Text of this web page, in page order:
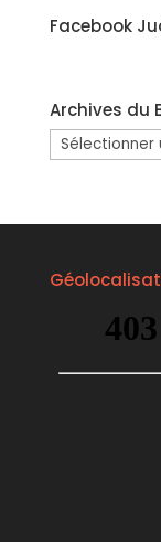
Facebook
Archives du
Archives
du